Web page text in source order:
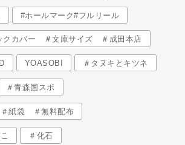
#ホールマーク#フルリール
クカバー ＃文庫サイズ ＃成田本店
YOASOBI ＃タヌキとキツネ
＃青森国スポ
紙袋 ＃無料配布
＃化石